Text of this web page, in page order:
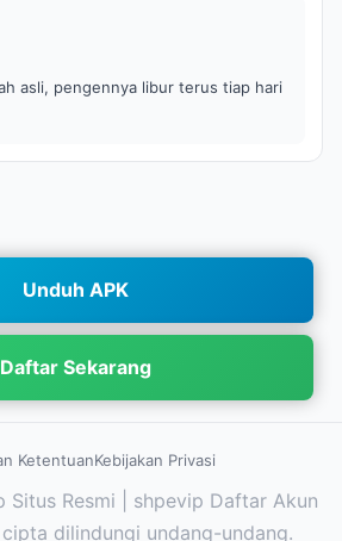
asli, pengennya libur terus tiap hari
Unduh APK
Daftar Sekarang
KetentuanKebijakan Privasi
Resmi | shpevip Daftar Akun
cipta dilindungi undang-undang.